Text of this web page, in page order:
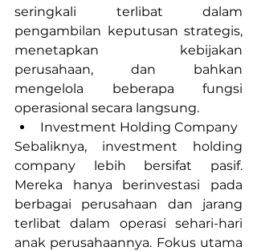
seringkali terlibat dalam
pengambilan keputusan strategis,
menetapkan kebijakan
perusahaan, dan bahkan
mengelola beberapa fungsi
operasional secara langsung.
Investment Holding Company
Sebaliknya, investment holding
company lebih bersifat pasif.
Mereka hanya berinvestasi pada
berbagai perusahaan dan jarang
terlibat dalam operasi sehari-hari
anak perusahaannya. Fokus utama